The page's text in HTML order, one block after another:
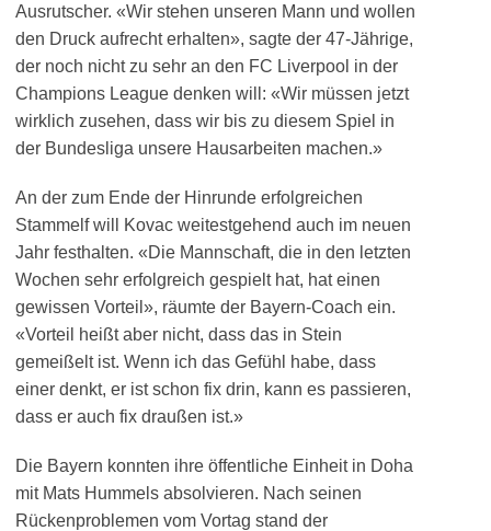
Ausrutscher. «Wir stehen unseren Mann und wollen
den Druck aufrecht erhalten», sagte der 47-Jährige,
der noch nicht zu sehr an den FC Liverpool in der
Champions League denken will: «Wir müssen jetzt
wirklich zusehen, dass wir bis zu diesem Spiel in
der Bundesliga unsere Hausarbeiten machen.»
An der zum Ende der Hinrunde erfolgreichen
Stammelf will Kovac weitestgehend auch im neuen
Jahr festhalten. «Die Mannschaft, die in den letzten
Wochen sehr erfolgreich gespielt hat, hat einen
gewissen Vorteil», räumte der Bayern-Coach ein.
«Vorteil heißt aber nicht, dass das in Stein
gemeißelt ist. Wenn ich das Gefühl habe, dass
einer denkt, er ist schon fix drin, kann es passieren,
dass er auch fix draußen ist.»
Die Bayern konnten ihre öffentliche Einheit in Doha
mit Mats Hummels absolvieren. Nach seinen
Rückenproblemen vom Vortag stand der